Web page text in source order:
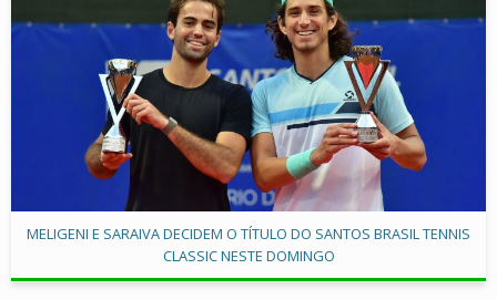
MELIGENI E SARAIVA DECIDEM O TÍTULO DO SANTOS BRASIL TENNIS
CLASSIC NESTE DOMINGO